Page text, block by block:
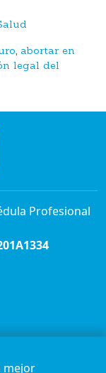
, abortar en
legal del
Profesional
mejor